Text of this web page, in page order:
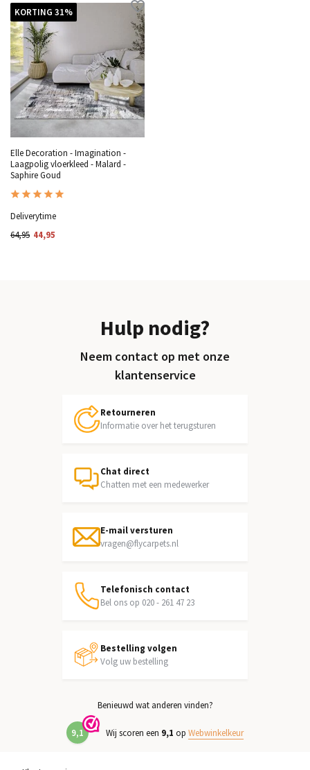
KORTING 31%
Elle Decoration - Imagination -
Laagpolig vloerkleed - Malard -
Saphire Goud
Deliverytime
64,95 44,95
Hulp nodig?
Neem contact op met onze
klantenservice
Retourneren
Informatie over het terugsturen
Chat direct
Chatten met een medewerker
E-mail versturen
vragen@flycarpets.nl
Telefonisch contact
Bel ons op 020 - 261 47 23
Bestelling volgen
Volg uw bestelling
Benieuwd wat anderen vinden?
9,1 Wij scoren een 9,1 op Webwinkelkeur